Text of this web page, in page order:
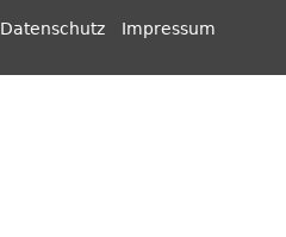
Datenschutz Impressum